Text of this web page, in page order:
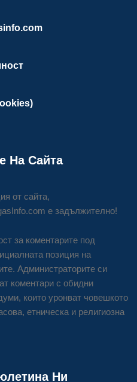
На Сайта
от сайта,
е задължително!
за коментарите под
позиция на
Администраторите си
коментари с обидни
които уронват човешкото
етническа и религиозна
Ни